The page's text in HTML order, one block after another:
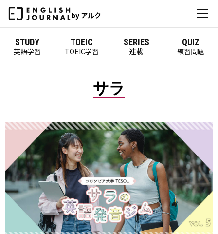
by アルク
STUDY
英語学習
TOEIC
TOEIC学習
SERIES
連載
QUIZ
練習問題
サラ